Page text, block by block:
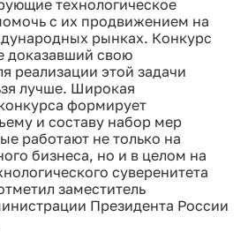
технологическое
с их продвижением на
рынках. Конкурс
доказавший свою
реализации этой задачи
лучше. Широкая
формирует
и составу набор мер
работают не только на
бизнеса, но и в целом на
суверенитета
заместитель
Президента России